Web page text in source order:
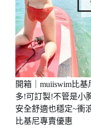
泳
衣/
國
際
品
牌
泳
衣/
游
泳
潛
水
也
好
看!!
連
身
競
賽
款
泳
衣
超
開箱｜muiiswim比
多!可訂製!不管是小
安全舒適也穩定~衝
比基尼專賣優惠